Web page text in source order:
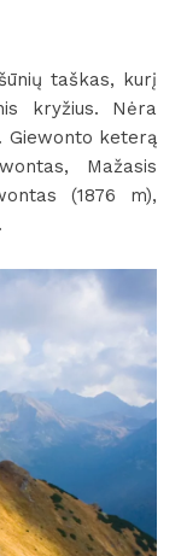
taškas, kurį
kryžius. Nėra
Giewonto keterą
Mažasis
(1876 m),